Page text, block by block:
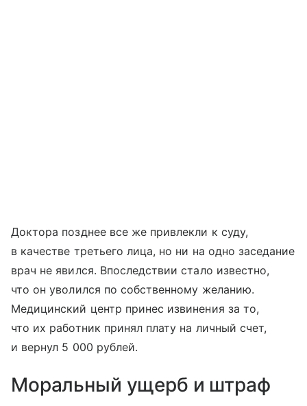
Доктора позднее все же привлекли к суду,
в качестве третьего лица, но ни на одно заседание
врач не явился. Впоследствии стало известно,
что он уволился по собственному желанию.
Медицинский центр принес извинения за то,
что их работник принял плату на личный счет,
и вернул 5 000 рублей.
Моральный ущерб и штраф